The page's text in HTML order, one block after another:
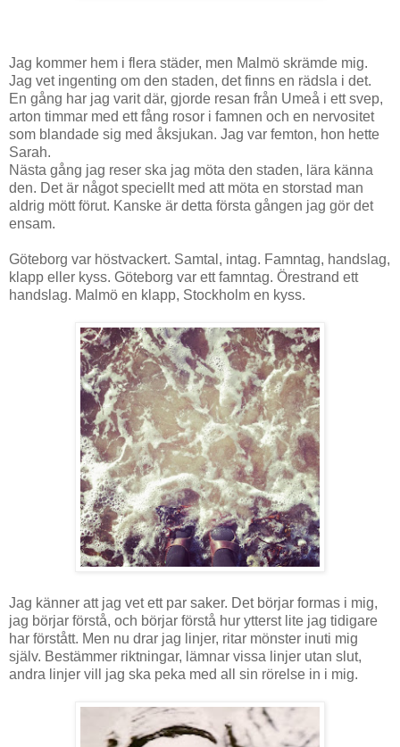
Jag kommer hem i flera städer, men Malmö skrämde mig.
Jag vet ingenting om den staden, det finns en rädsla i det.
En gång har jag varit där, gjorde resan från Umeå i ett svep,
arton timmar med ett fång rosor i famnen och en nervositet
som blandade sig med åksjukan. Jag var femton, hon hette
Sarah.
Nästa gång jag reser ska jag möta den staden, lära känna
den. Det är något speciellt med att möta en storstad man
aldrig mött förut. Kanske är detta första gången jag gör det
ensam.
Göteborg var höstvackert. Samtal, intag. Famntag, handslag,
klapp eller kyss. Göteborg var ett famntag. Örestrand ett
handslag. Malmö en klapp, Stockholm en kyss.
Jag känner att jag vet ett par saker. Det börjar formas i mig,
jag börjar förstå, och börjar förstå hur ytterst lite jag tidigare
har förstått. Men nu drar jag linjer, ritar mönster inuti mig
själv. Bestämmer riktningar, lämnar vissa linjer utan slut,
andra linjer vill jag ska peka med all sin rörelse in i mig.